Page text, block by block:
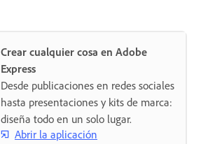
Crear cualquier cosa en Adobe
Express
Desde publicaciones en redes sociales
hasta presentaciones y kits de marca:
diseña todo en un solo lugar.
Abrir la aplicación